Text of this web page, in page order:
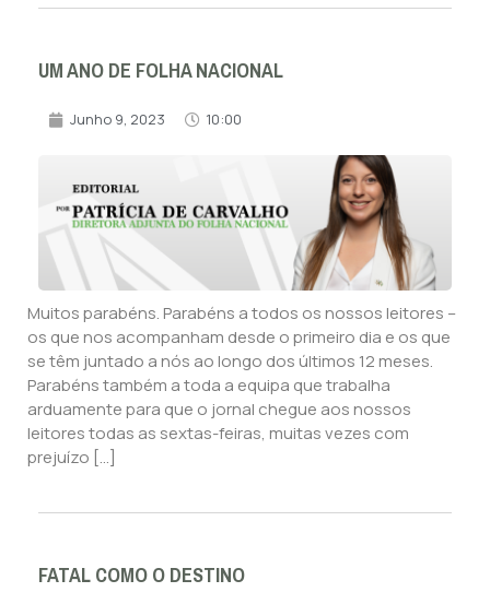
UM ANO DE FOLHA NACIONAL
Junho 9, 2023 10:00
Muitos parabéns. Parabéns a todos os nossos leitores –
os que nos acompanham desde o primeiro dia e os que
se têm juntado a nós ao longo dos últimos 12 meses.
Parabéns também a toda a equipa que trabalha
arduamente para que o jornal chegue aos nossos
leitores todas as sextas-feiras, muitas vezes com
prejuízo […]
FATAL COMO O DESTINO